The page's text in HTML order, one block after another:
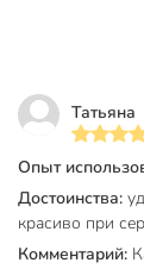
Вы можете
Алмаз,
интернет-
Татьяна
Опыт
Достоинства:
красиво при
Комментарий: